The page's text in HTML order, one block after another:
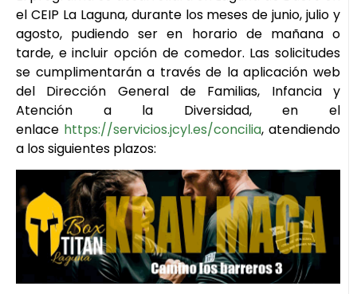
el CEIP La Laguna, durante los meses de junio, julio y
agosto, pudiendo ser en horario de mañana o
tarde, e incluir opción de comedor. Las solicitudes
se cumplimentarán a través de la aplicación web
del Dirección General de Familias, Infancia y
Atención a la Diversidad, en el
enlace https://servicios.jcyl.es/concilia, atendiendo
a los siguientes plazos: